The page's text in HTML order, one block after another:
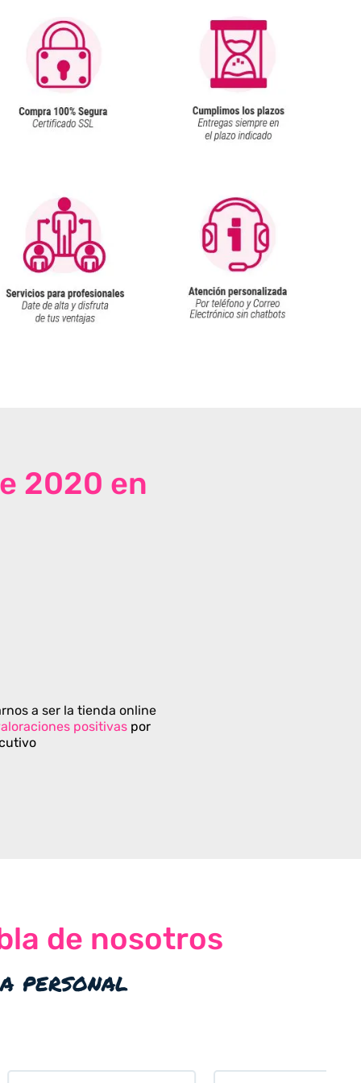
2020 en
a ser la tienda online
positivas por
de nosotros
personal